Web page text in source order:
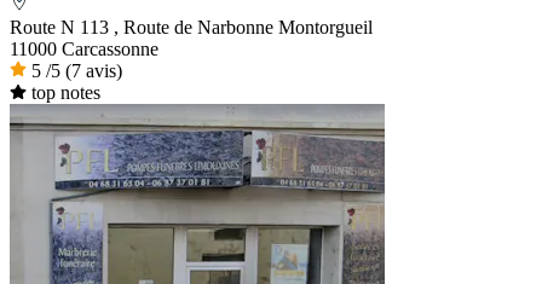
Route N 113 , Route de Narbonne Montorgueil
11000 Carcassonne
5 /5 (7 avis)
top notes